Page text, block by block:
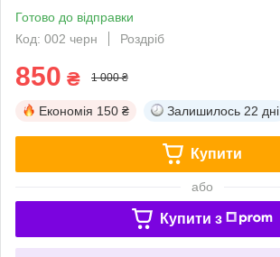
Готово до відправки
Код: 002 черн
Роздріб
850 ₴ 1 000 ₴
Економія 150 ₴ Залишилось 22 дні
Купити
або
Купити з